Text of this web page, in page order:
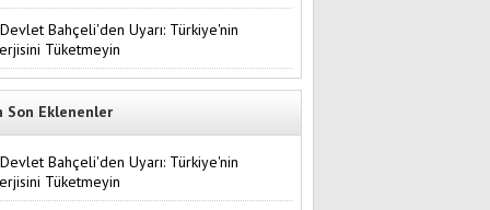
Devlet Bahçeli'den Uyarı: Türkiye'nin
Tüketmeyin
Son Eklenenler
Devlet Bahçeli'den Uyarı: Türkiye'nin
Tüketmeyin